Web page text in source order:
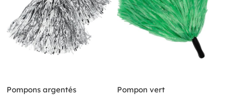
Pompons argentés Pompon vert